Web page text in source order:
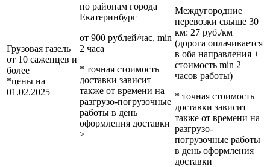
Грузовая газель
от 10 саженцев и
более
*цены на
01.02.2025
по районам города
Екатеринбург
от 900 рублей/час, min
2 часа
* точная стоимость
доставки зависит
также от времени на
разгрузо-погрузочные
работы в день
оформления доставки
>
Междугородние
перевозки свыше 30
км: 27 руб./км
(дорога оплачивается
в оба направления +
стоимость min 2
часов работы)
* точная стоимость
доставки зависит
также от времени на
разгрузо-
погрузочные работы
в день оформления
доставки